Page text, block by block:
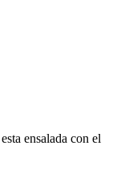
ensalada con el